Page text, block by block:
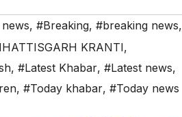
, #Breaking, #breaking news,
KRANTI,
, #Latest Khabar, #Latest news,
, #Today khabar, #Today news